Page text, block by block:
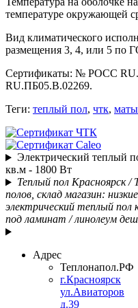
температуре окружающей
Вид климатического
размещения 3, 4, или 5 по
Сертификаты: № РОСС
RU.ПБ05.В.02269.
Теги: теплый пол, чтк,
Электрический теплый
кв.м - 1800 Вт
Теплый пол Красноярск /
полов, склад магазин:
электрический теплый пол
под ламинат / линолеум
Адрес
Теплонапол.РФ
г.Красноярск
ул.Авиаторов
д.39